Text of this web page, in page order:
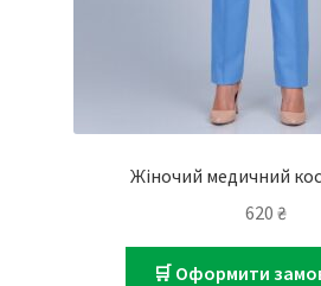
Жіночий медичний
620 ₴
🛒 Оформити